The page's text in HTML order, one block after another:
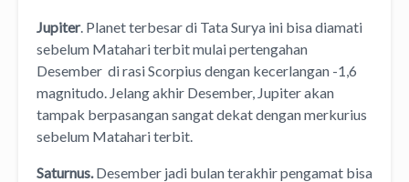
Jupiter. Planet terbesar di Tata Surya ini bisa diamati
sebelum Matahari terbit mulai pertengahan
Desember di rasi Scorpius dengan kecerlangan -1,6
magnitudo. Jelang akhir Desember, Jupiter akan
tampak berpasangan sangat dekat dengan merkurius
sebelum Matahari terbit.
Saturnus. Desember jadi bulan terakhir pengamat bisa